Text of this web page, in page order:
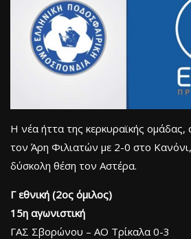
Η νέα ήττα της κερκυραϊκής
τον Άρη Φιλιατών με 2-0 στο
δύσκολη θέση τον Αστέρα.
Γ εθνική (2ος όμιλος)
15η αγωνιστική
ΓΑΣ Σβορώνου – ΑΟ Τρίκαλα 0-3